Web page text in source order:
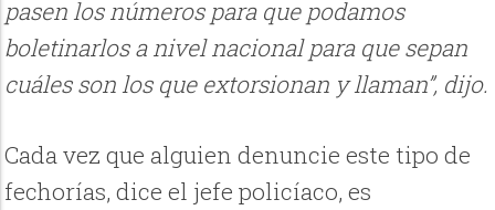
pasen los números para que podamos
boletinarlos a nivel nacional para que sepan
cuáles son los que extorsionan y llaman”, dijo.
Cada vez que alguien denuncie este tipo de
fechorías, dice el jefepolicíaco, es